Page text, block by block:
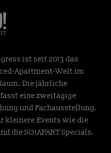
ist seit 2013 das
Apartment-Welt im
Die jährliche
eine zweitägige
und Fachausstellung.
kleinere Events wie die
die SO!APART Specials.